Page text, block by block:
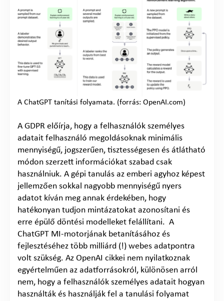
A ChatGPT tanítási folyamata. (forrás: OpenAI.com)
A GDPR előírja, hogy a felhasználók személyes
adatait felhasználó megoldásoknak minimális
mennyiségű, jogszerűen, tisztességesen és átlátható
módon szerzett információkat szabad csak
használniuk. A gépi tanulás az emberi agyhoz képest
jellemzően sokkal nagyobb mennyiségű nyers
adatot kíván meg annak érdekében, hogy
hatékonyan tudjon mintázatokat azonosítani és
erre épülő döntési modelleket felállítani. A
ChatGPT MI-motorjának betanításához és
fejlesztéséhez több milliárd (!) webes adatpontra
volt szükség. Az OpenAI cikkei nem nyilatkoznak
egyértelműen az adatforrásokról, különösen arról
nem, hogy a felhasználók személyes adatait hogyan
használták és használják fel a tanulási folyamat